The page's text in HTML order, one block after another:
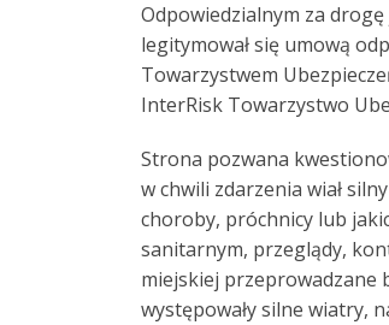
Odpowiedzialnym za
legitymował się umową
Towarzystwem
InterRisk Towarzystwo
Strona pozwana
w chwili zdarzenia wiał
choroby, próchnicy lub
sanitarnym, przeglądy,
miejskiej przeprowadzane
występowały silne wiatry,